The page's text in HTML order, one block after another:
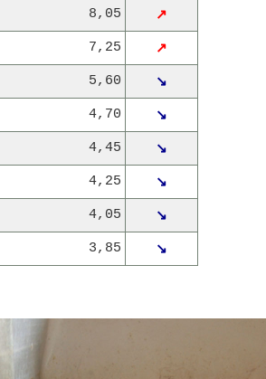
8,05 ↗
7,25 ↗
5,60 ↘
4,70 ↘
4,45 ↘
4,25 ↘
4,05 ↘
3,85 ↘